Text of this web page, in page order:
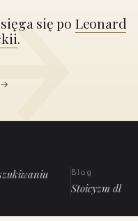
się po Leonard
.
→
Blog
Stoicyzm dla